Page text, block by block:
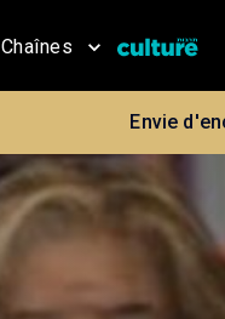
Chaînes
Envie